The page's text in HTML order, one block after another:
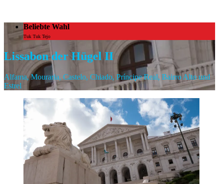
Beliebte Wahl
Tuk Tuk Tejo
Lissabon der Hügel II
Alfama, Mouraria, Castelo, Chiado, Príncipe Real, Bairro Alto und
Estrel